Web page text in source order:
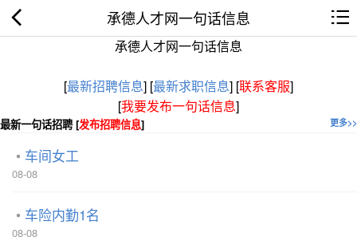
承德人才网一句话信息
承德人才网一句话信息
[最新招聘信息] [最新求职信息] [联系客服]
[我要发布一句话信息]
更多>>
最新一句话招聘 [发布招聘信息]
车间女工
08-08
车险内勤1名
08-08